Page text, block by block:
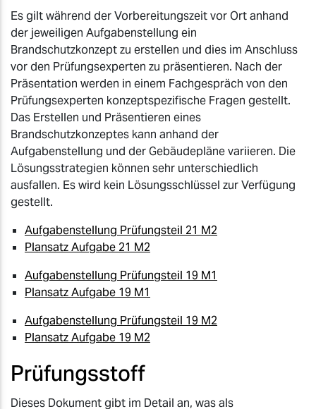
Es gilt während der Vorbereitungszeit vor Ort anhand
der jeweiligen Aufgabenstellung ein
Brandschutzkonzept zu erstellen und dies im Anschluss
vor den Prüfungsexperten zu präsentieren. Nach der
Präsentation werden in einem Fachgespräch von den
Prüfungsexperten konzeptspezifische Fragen gestellt.
Das Erstellen und Präsentieren eines
Brandschutzkonzeptes kann anhand der
Aufgabenstellung und der Gebäudepläne variieren. Die
Lösungsstrategien können sehr unterschiedlich
ausfallen. Es wird kein Lösungsschlüssel zur Verfügung
gestellt.
Aufgabenstellung Prüfungsteil 21 M2
Plansatz Aufgabe 21 M2
Aufgabenstellung Prüfungsteil 19 M1
Plansatz Aufgabe 19 M1
Aufgabenstellung Prüfungsteil 19 M2
Plansatz Aufgabe 19 M2
Prüfungsstoff
Dieses Dokument gibt im Detail an, was als